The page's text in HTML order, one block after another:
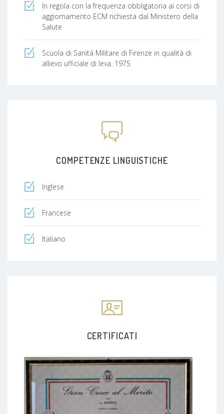
consiste nel ridurre drasticamente tempi preziosi
a vantaggio delle cure tanto più efficaci se
OCT, campi visivi, topografie della cornea ed altri
si svolgono normalmente entro 7 giorni dalla
visita. Una particolare attenzione è dedicata
In regola con la frequenza obbligatoria ai corsi di
aggiornamento ECM richiesta dal Ministero della
Salute
Scuola di Sanità Militare di Firenze in qualità di
allievo ufficiale di leva. 1975
COMPETENZE LINGUISTICHE
Inglese
Francese
Italiano
CERTIFICATI